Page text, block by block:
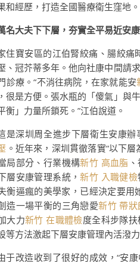
和經歷，打造全國醫療衛生窪地。
名大夫下下層，夯實全平易近安
住寶安區的江伯腎絞痛、腸絞痛
、冠芥蒂多年。他向社康中間請
診療。“不消往病院，在家就能安
很是方便。張水瓶的「傻氣」與
衡」力量所鎖死。”江伯說道。
是深圳周全進步下層衛生安康
。近年來，深圳貫徹落實“以下
局部分、行業機構新竹 高血脂
層安康管理系統，新竹 入職健檢
衡逼瘋的美學家，已經決定要用
造一場平衡的三角戀愛新竹 帶狀
大力新竹 在職體檢度全科步隊
等方法激起下層安康管理內活潑力
于改造收到了很好的成效，“安